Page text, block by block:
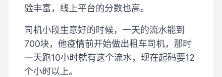
验丰富，线上平台的分数也高。
司机小段生意好的时候，一天的流水能到
700块，他疫情前开始做出租车司机，那时
一天跑10小时就有这个流水，现在起码要12
个小时以上。